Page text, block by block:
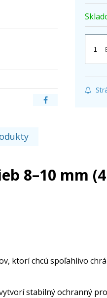
8–10 mm
ktorí chcú spoľahlivo
stabilný ochranný